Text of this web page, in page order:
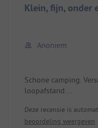
Klein, fijn, onder
Anoniem
Schone camping.
loopafstand.
minuten lopen.
Bezienswaardig Mont
Deze recensie is
beoordeling weergeven